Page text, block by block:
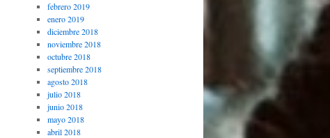
febrero 2019
enero 2019
diciembre 2018
noviembre 2018
octubre 2018
septiembre 2018
agosto 2018
julio 2018
junio 2018
mayo 2018
abril 2018